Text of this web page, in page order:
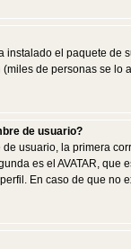
el paquete
de personas se
de usuario?
usuario, la primera
es el AVATAR,
En caso de que